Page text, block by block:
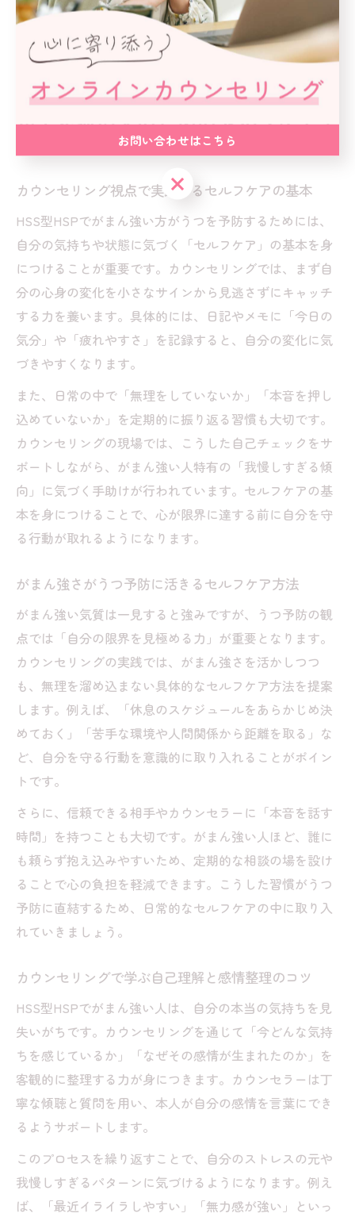
できるようになり、うつ病や精神的な不調の予防にもつ
ながります。
がまん強い人のためのセルフケア実
カウンセリング視点で実践するセルフケアの基本
HSS型HSPでがまん強い方がうつを予防するためには、
自分の気持ちや状態に気づく「セルフケア」の基本を身
につけることが重要です。カウンセリングでは、まず自
分の心身の変化を小さなサインから見逃さずにキャッチ
する力を養います。具体的には、日記やメモに「今日の
気分」や「疲れやすさ」を記録すると、自分の変化に気
づきやすくなります。
また、日常の中で「無理をしていないか」「本音を押し
込めていないか」を定期的に振り返る習慣も大切です。
カウンセリングの現場では、こうした自己チェックをサ
ポートしながら、がまん強い人特有の「我慢しすぎる傾
向」に気づく手助けが行われています。セルフケアの基
本を身につけることで、心が限界に達する前に自分を守
る行動が取れるようになります。
がまん強さがうつ予防に活きるセルフケア方法
がまん強い気質は一見すると強みですが、うつ予防の観
点では「自分の限界を見極める力」が重要となります。
カウンセリングの実践では、がまん強さを活かしつつ
も、無理を溜め込まない具体的なセルフケア方法を提案
します。例えば、「休息のスケジュールをあらかじめ決
めておく」「苦手な環境や人間関係から距離を取る」な
ど、自分を守る行動を意識的に取り入れることがポイン
トです。
さらに、信頼できる相手やカウンセラーに「本音を話す
時間」を持つことも大切です。がまん強い人ほど、誰に
も頼らず抱え込みやすいため、定期的な相談の場を設け
ることで心の負担を軽減できます。こうした習慣がうつ
予防に直結するため、日常的なセルフケアの中に取り入
れていきましょう。
カウンセリングで学ぶ自己理解と感情整理のコツ
HSS型HSPでがまん強い人は、自分の本当の気持ちを見
失いがちです。カウンセリングを通じて「今どんな気持
ちを感じているか」「なぜその感情が生まれたのか」を
客観的に整理する力が身につきます。カウンセラーは丁
寧な傾聴と質問を用い、本人が自分の感情を言葉にでき
るようサポートします。
このプロセスを繰り返すことで、自分のストレスの元や
我慢しすぎるパターンに気づけるようになります。例え
ば、「最近イライラしやすい」「無力感が強い」といっ
お問い合わせはこちら
お問い合わせはこちら